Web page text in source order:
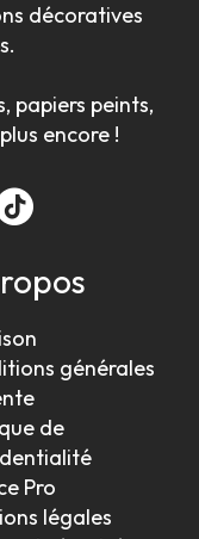
décoratives
papiers peints,
encore !
générales
de
Pro
légales